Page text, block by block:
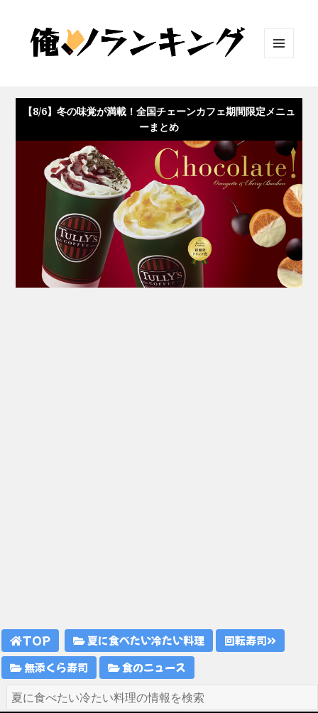
ット
【8/6】冬の味覚が満載！全国チェーンカフェ期間限定メニュ
ーまとめ
TOP 夏に食べたい冷たい料理
回転寿司
無添くら寿司
食のニュース